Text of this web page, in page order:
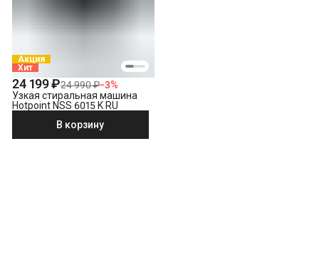
Акция
Хит
24 199 ₽24 990 ₽−3%
Узкая стиральная машина
Hotpoint NSS 6015 K RU
В корзину